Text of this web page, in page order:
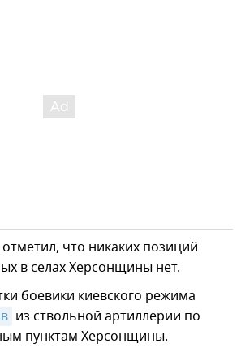
что никаких позиций
в селах Херсонщины нет.
боевики киевского режима
из ствольной артиллерии по
пунктам Херсонщины.